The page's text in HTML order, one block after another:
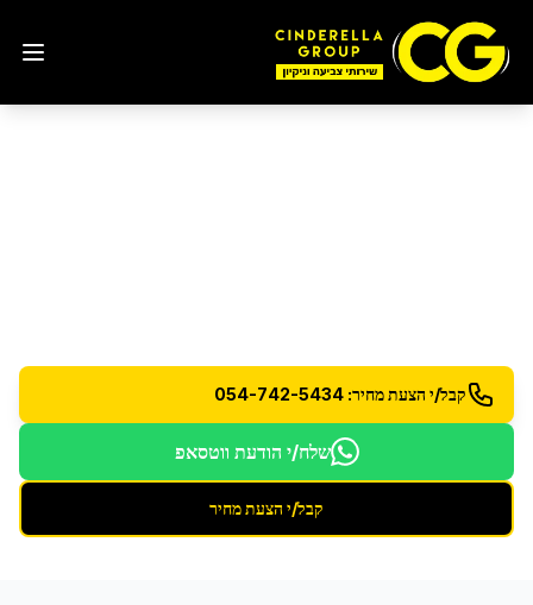
קבל/י הצעת מחיר: 054-742-5434
שלח/י הודעת ווטסאפ
קבל/י הצעת מחיר